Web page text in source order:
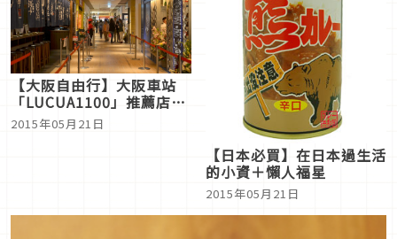
【大阪自由行】大阪車站
「LUCUA1100」推薦店鋪
報導
2015年05月21日
【日本必買】在日本過生活
的小資＋懶人福星
2015年05月21日